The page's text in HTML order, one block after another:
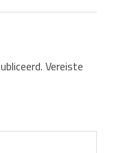
Vereiste